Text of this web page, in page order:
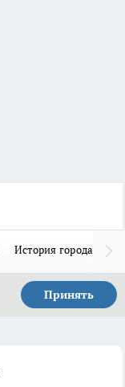
История города Н
Принять